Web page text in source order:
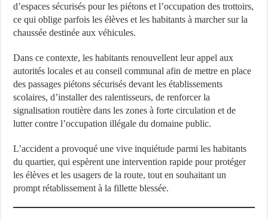
d’espaces sécurisés pour les piétons et l’occupation des trottoirs,
ce qui oblige parfois les élèves et les habitants à marcher sur la
chaussée destinée aux véhicules.
Dans ce contexte, les habitants renouvellent leur appel aux
autorités locales et au conseil communal afin de mettre en place
des passages piétons sécurisés devant les établissements
scolaires, d’installer des ralentisseurs, de renforcer la
signalisation routière dans les zones à forte circulation et de
lutter contre l’occupation illégale du domaine public.
L’accident a provoqué une vive inquiétude parmi les habitants
du quartier, qui espèrent une intervention rapide pour protéger
les élèves et les usagers de la route, tout en souhaitant un
prompt rétablissement à la fillette blessée.